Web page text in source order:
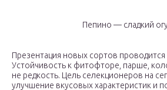
Пепино — сладкий
Презентация новых сортов
Устойчивость к фитофторе, парше,
не редкость. Цель селекционеров на
улучшение вкусовых характеристик и